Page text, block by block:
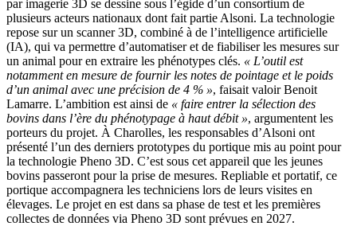
par imagerie 3D se dessine sous l’égide d’un consortium de
plusieurs acteurs nationaux dont fait partie Alsoni. La technologie
repose sur un scanner 3D, combiné à de l’intelligence artificielle
(IA), qui va permettre d’automatiser et de fiabiliser les mesures sur
un animal pour en extraire les phénotypes clés. « L’outil est
notamment en mesure de fournir les notes de pointage et le poids
d’un animal avec une précision de 4 % », faisait valoir Benoit
Lamarre. L’ambition est ainsi de « faire entrer la sélection des
bovins dans l’ère du phénotypage à haut débit », argumentent les
porteurs du projet. À Charolles, les responsables d’Alsoni ont
présenté l’un des derniers prototypes du portique mis au point pour
la technologie Pheno 3D. C’est sous cet appareil que les jeunes
bovins passeront pour la prise de mesures. Repliable et portatif, ce
portique accompagnera les techniciens lors de leurs visites en
élevages. Le projet en est dans sa phase de test et les premières
collectes de données via Pheno 3D sont prévues en 2027.